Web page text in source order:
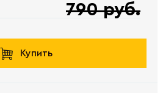
790 руб.
Купить